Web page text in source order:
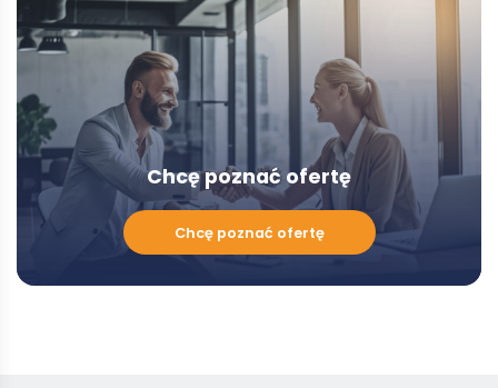
Modal
Chcę poznać ofertę
Chcę
Chcę poznać ofertę